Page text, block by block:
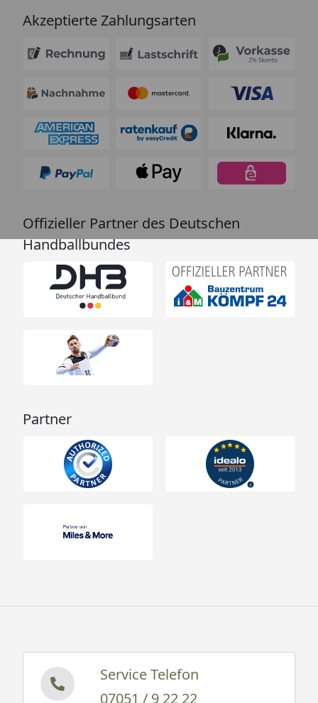
Akzeptierte Zahlungsarten
Offizieller Partner des Deutschen
Handballbundes
Partner
Service Telefon
07051 / 9 22 22